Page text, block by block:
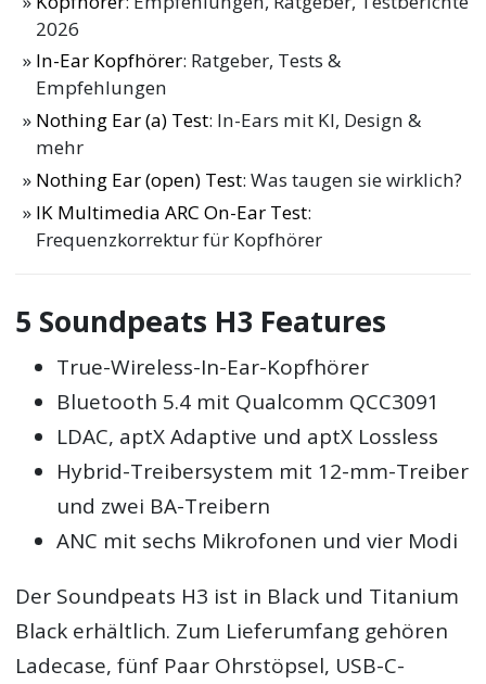
2026
In-Ear Kopfhörer: Ratgeber, Tests &
Empfehlungen
Nothing Ear (a) Test: In-Ears mit KI, Design &
mehr
Nothing Ear (open) Test: Was taugen sie wirklich?
IK Multimedia ARC On-Ear Test:
Frequenzkorrektur für Kopfhörer
5 Soundpeats H3 Features
True-Wireless-In-Ear-Kopfhörer
Bluetooth 5.4 mit Qualcomm QCC3091
LDAC, aptX Adaptive und aptX Lossless
Hybrid-Treibersystem mit 12-mm-Treiber
und zwei BA-Treibern
ANC mit sechs Mikrofonen und vier Modi
Der Soundpeats H3 ist in Black und Titanium
Black erhältlich. Zum Lieferumfang gehören
Ladecase, fünf Paar Ohrstöpsel, USB-C-